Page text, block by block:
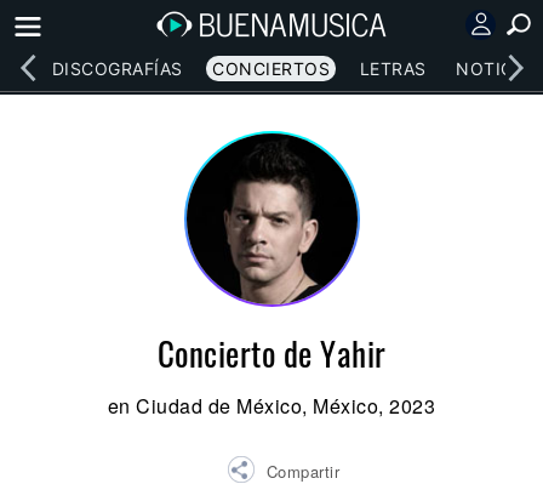
DISCOGRAFÍAS CONCIERTOS LETRAS NOTICIAS
Concierto de Yahir
en Ciudad de México, México, 2023
Compartir